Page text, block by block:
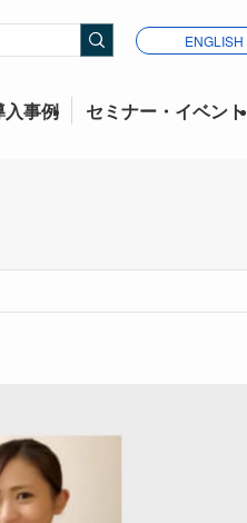
ENGLISH
入事例 セミナー・イベント